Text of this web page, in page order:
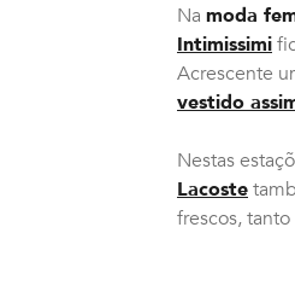
Na moda
Intimissimi
Acrescente
vestido
Nestas
Lacoste
frescos, tanto